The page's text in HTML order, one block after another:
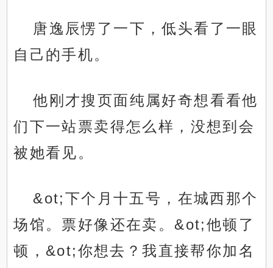
唐逸辰愣了一下，低头看了一眼
自己的手机。
他刚才搜页面纯属好奇想看看他
们下一站票卖得怎么样，没想到会
被她看见。
&ot;下个月十五号，在城西那个
场馆。票好像还在卖。&ot;他顿了
顿，&ot;你想去？我直接帮你加名